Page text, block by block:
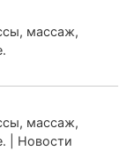
массаж,
массаж,
| Новости